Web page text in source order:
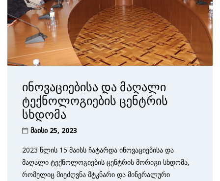
ინოვაციებისა და მაღალი
ტექნოლოგიების ცენტრის
სხდომა
მაისი 25, 2023
2023 წლის 15 მაისს ჩატარდა ინოვაციებისა და
მაღალი ტექნოლოგიების ცენტრის მორიგი სხდომა,
რომელიც მიეძღვნა მტკნარი და მინერალური